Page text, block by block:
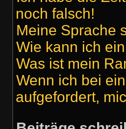
noch falsch!
Meine Sprache
Wie kann ich
Was ist mein
Wenn ich bei
aufgefordert,